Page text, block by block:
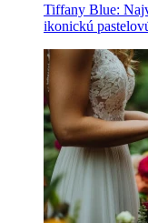
Tiffany Blue:
ikonickú